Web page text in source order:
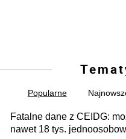
Popularne
Fatalne dane z CEIDG:
nawet 18 tys.